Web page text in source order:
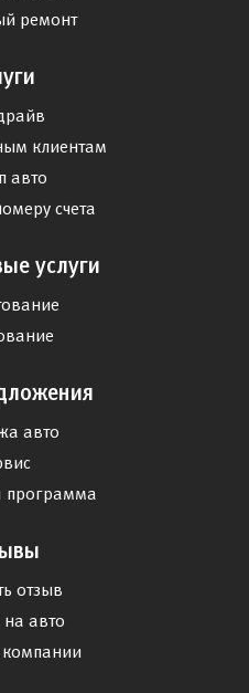
ремонт
клиентам
авто
счета
услуги
авто
программа
отзыв
авто